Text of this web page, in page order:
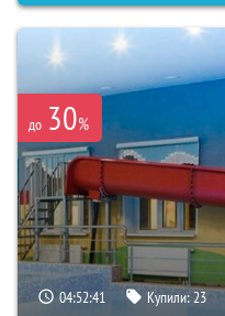
до 30%
04:52:39 Купили:23